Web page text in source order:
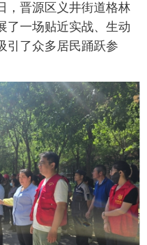
政务 教育
最太原 网罗民生
热评 社区
，晋源区义井街道格林
了一场贴近实战、生动
引了众多居民踊跃参